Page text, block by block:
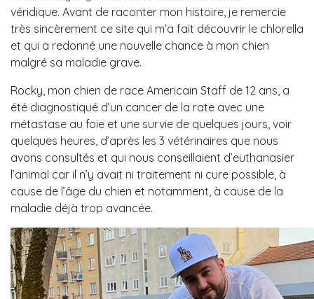
véridique. Avant de raconter mon histoire, je remercie
très sincèrement ce site qui m’a fait découvrir le chlorella
et qui a redonné une nouvelle chance à mon chien
malgré sa maladie grave.
Rocky, mon chien de race Americain Staff de 12 ans, a
été diagnostiqué d’un cancer de la rate avec une
métastase au foie et une survie de quelques jours, voir
quelques heures, d’après les 3 vétérinaires que nous
avons consultés et qui nous conseillaient d’euthanasier
l’animal car il n’y avait ni traitement ni cure possible, à
cause de l’âge du chien et notamment, à cause de la
maladie déjà trop avancée.